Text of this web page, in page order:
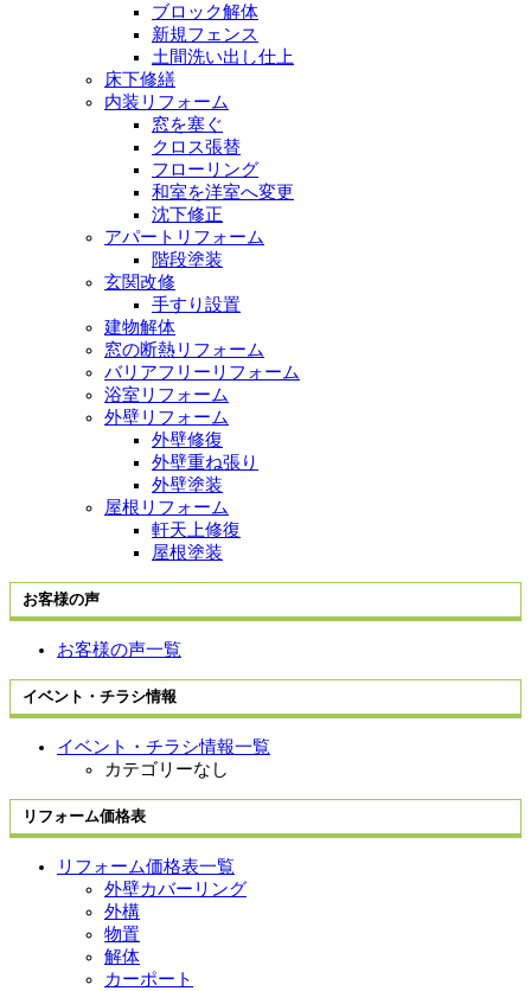
ブロック解体
新規フェンス
土間洗い出し仕上
床下修繕
内装リフォーム
窓を塞ぐ
クロス張替
フローリング
和室を洋室へ変更
沈下修正
アパートリフォーム
階段塗装
玄関改修
手すり設置
建物解体
窓の断熱リフォーム
バリアフリーリフォーム
浴室リフォーム
外壁リフォーム
外壁修復
外壁重ね張り
外壁塗装
屋根リフォーム
軒天上修復
屋根塗装
お客様の声
お客様の声一覧
イベント・チラシ情報
イベント・チラシ情報一覧
カテゴリーなし
リフォーム価格表
リフォーム価格表一覧
外壁カバーリング
外構
物置
解体
カーポート